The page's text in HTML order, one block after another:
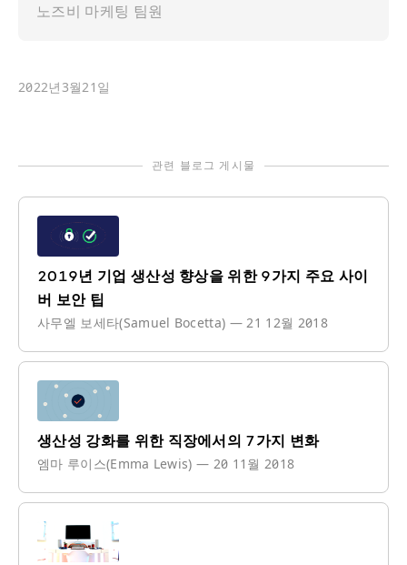
노즈비 마케팅 팀원
2022년3월21일
관련 블로그 게시물
2019년 기업 생산성 향상을 위한 9가지 주요 사이
버 보안 팁
사무엘 보세타(Samuel Bocetta) —21 12월 2018
생산성 강화를 위한 직장에서의 7가지 변화
엠마 루이스(Emma Lewis)— 20 11월 2018